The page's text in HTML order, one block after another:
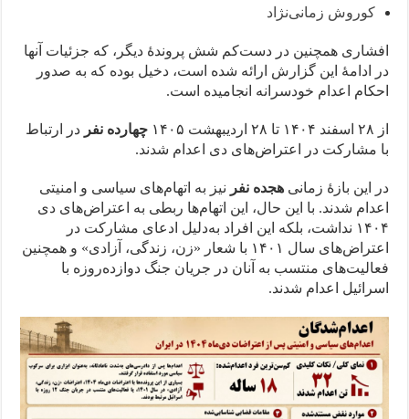
کوروش زمانی‌نژاد
افشاری همچنین در دست‌کم شش پروندهٔ دیگر، که جزئیات آنها
در ادامهٔ این گزارش ارائه شده است، دخیل بوده که به صدور
احکام اعدام خودسرانه انجامیده‌ است.
از ۲۸ اسفند ۱۴۰۴ تا ۲۸ اردیبهشت ۱۴۰۵ چهارده نفر در ارتباط
با مشارکت در اعتراض‌های دی اعدام شدند.
در این بازهٔ زمانیهجده نفر نیز به اتهام‌های سیاسی و امنیتی
اعدام شدند. با این حال، این اتهام‌ها ربطی به اعتراض‌های دی‌
۱۴۰۴ نداشت، بلکه این افراد به‌دلیل ادعای مشارکت در
اعتراض‌های سال ۱۴۰۱ با شعار «زن، زندگی، آزادی» و همچنین
فعالیت‌های منتسب به آنان در جریان جنگ دوازده‌روزه با
اسرائیل اعدام شدند.